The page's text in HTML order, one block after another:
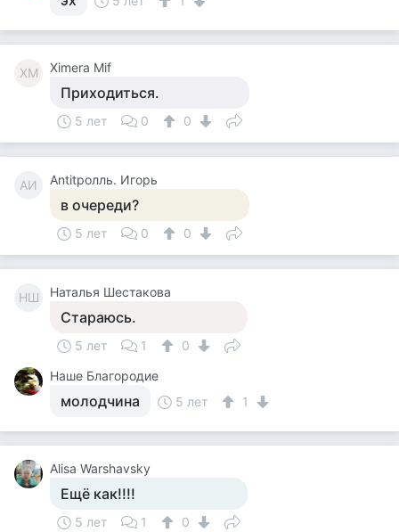
XM Ximera Mif
Приходиться.
5 лет 0 0
AИ Antitролль. Игорь
в очереди?
5 лет 0 0
НШ Наталья Шестакова
Стараюсь.
5 лет 1
0
Наше Благородие
молодчина 5 лет 1
Alisa Warshavsky
Ещё как!!!!
5 лет 1 0